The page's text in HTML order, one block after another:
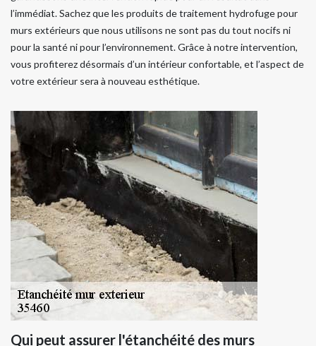
l’immédiat. Sachez que les produits de traitement hydrofuge pour
murs extérieurs que nous utilisons ne sont pas du tout nocifs ni
pour la santé ni pour l’environnement. Grâce à notre intervention,
vous profiterez désormais d’un intérieur confortable, et l’aspect de
votre extérieur sera à nouveau esthétique.
Qui peut assurer l'étanchéité des murs